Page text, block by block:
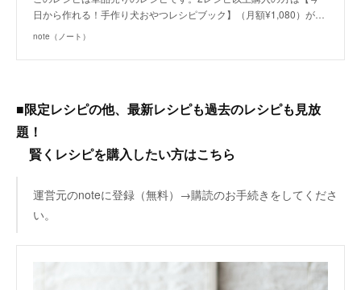
日から作れる！手作り犬おやつレシピブック】（月額¥1,080）が…
note（ノート）
■限定レシピの他、最新レシピも過去のレシピも見放
題！
賢くレシピを購入したい方はこちら
運営元のnoteに登録（無料）→購読のお手続きをしてくださ
い。